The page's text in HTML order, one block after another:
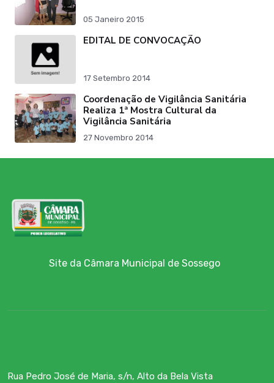
05 Janeiro 2015
EDITAL DE CONVOCAÇÃO
17 Setembro 2014
Coordenação de Vigilância Sanitária
Realiza 1ª Mostra Cultural da
Vigilância Sanitária
27 Novembro 2014
Site da Câmara Municipal de Sossego
Rua Pedro José de Maria, s/n, Alto da Bela Vista